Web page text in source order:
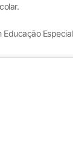
Educação